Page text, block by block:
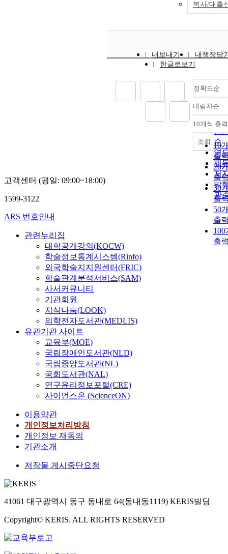
복사/대출
내보내기
내책장담
한글로보기
정확도순
정
순
인
순
연
제
저
발
관
내림차순
내
10개씩 출력
10
출
20
출
30
출
50
출
출
조회
고객센터 (평일: 09:00~18:00)
1599-3122
ARS 번호안내
관련누리집
대학공개강의(KOCW)
학술정보통계시스템(Rinfo)
외국학술지지원센터(FRIC)
학술관계분석서비스(SAM)
사서커뮤니티
기관회원
지식나눔(LOOK)
의학전자도서관(MEDLIS)
유관기관 사이트
교육부(MOE)
국립장애인도서관(NLD)
국립중앙도서관(NL)
국회도서관(NAL)
연구윤리정보포털(CRE)
사이언스온 (ScienceON)
이용약관
개인정보처리방침
개인정보 재동의
기관소개
저작물 게시중단요청
41061 대구광역시 동구 동내로 64(동내동1119) KERIS빌딩
Copyright© KERIS. ALL RIGHTS RESERVED